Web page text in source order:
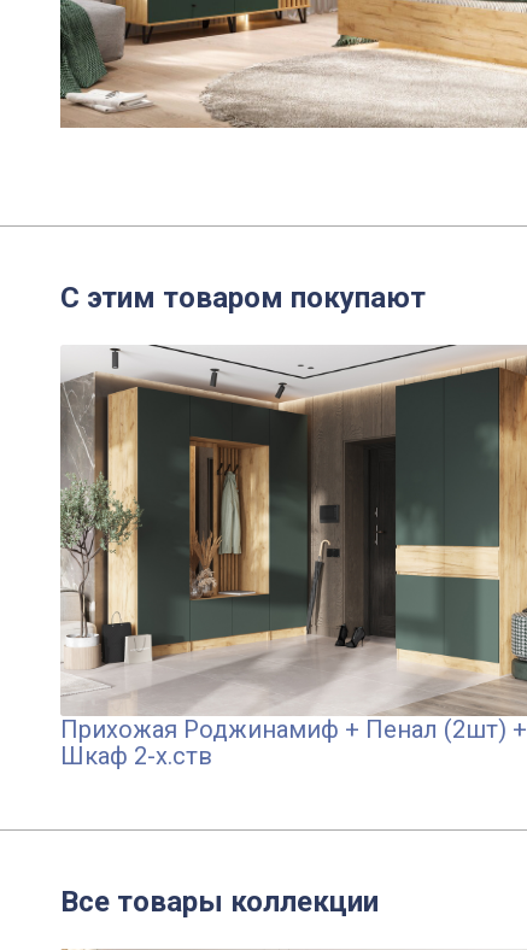
С этим товаром покупают
Прихожая Роджинамиф + Пенал (2шт) +
Шкаф 2-х.ств
Все товары коллекции